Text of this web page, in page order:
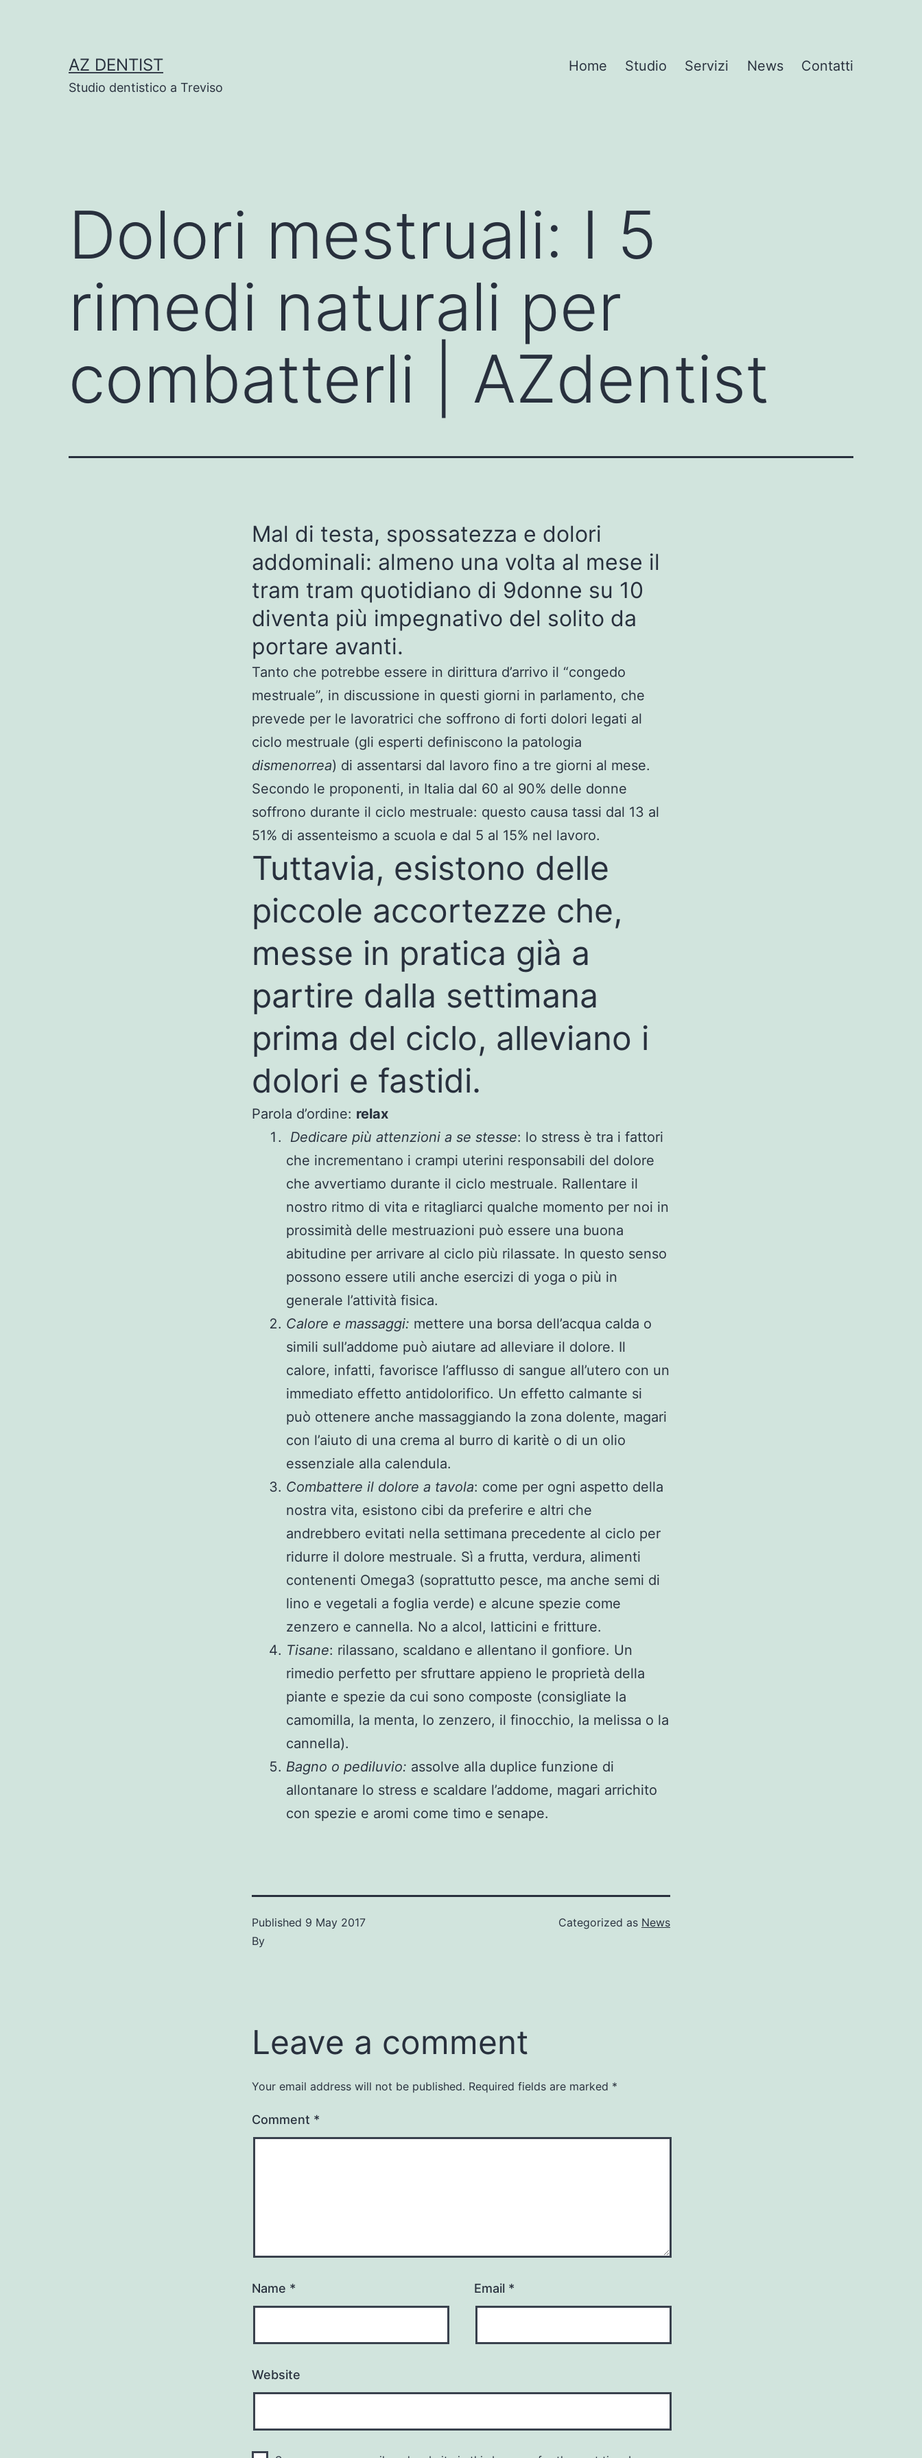
AZ DENTIST
Studio dentistico a Treviso
Home Studio Servizi News Contatti
Dolori mestruali: I 5
rimedi naturali per
combatterli | AZdentist
Mal di testa, spossatezza e dolori
addominali: almeno una volta al mese il
tram tram quotidiano di 9donne su 10
diventa più impegnativo del solito da
portare avanti.
Tanto che potrebbe essere in dirittura d’arrivo il “congedo
mestruale”, in discussione in questi giorni in parlamento, che
prevede per le lavoratrici che soffrono di forti dolori legati al
ciclo mestruale (gli esperti definiscono la patologia
dismenorrea) di assentarsi dal lavoro fino a tre giorni al mese.
Secondo le proponenti, in Italia dal 60 al 90% delle donne
soffrono durante il ciclo mestruale: questo causa tassi dal 13 al
51% di assenteismo a scuola e dal 5 al 15% nel lavoro.
Tuttavia, esistono delle
piccole accortezze che,
messe in pratica già a
partire dalla settimana
prima del ciclo, alleviano i
dolori e fastidi.
Parola d’ordine: relax
Dedicare più attenzioni a se stesse: lo stress è tra i fattori
che incrementano i crampi uterini responsabili del dolore
che avvertiamo durante il ciclo mestruale. Rallentare il
nostro ritmo di vita e ritagliarci qualche momento per noi in
prossimità delle mestruazioni può essere una buona
abitudine per arrivare al ciclo più rilassate. In questo senso
possono essere utili anche esercizi di yoga o più in
generale l’attività fisica.
Calore e massaggi: mettere una borsa dell’acqua calda o
simili sull’addome può aiutare ad alleviare il dolore. Il
calore, infatti, favorisce l’afflusso di sangue all’utero con un
immediato effetto antidolorifico. Un effetto calmante si
può ottenere anche massaggiando la zona dolente, magari
con l’aiuto di una crema al burro di karitè o di un olio
essenziale alla calendula.
Combattere il dolore a tavola: come per ogni aspetto della
nostra vita, esistono cibi da preferire e altri che
andrebbero evitati nella settimana precedente al ciclo per
ridurre il dolore mestruale. Sì a frutta, verdura, alimenti
contenenti Omega3 (soprattutto pesce, ma anche semi di
lino e vegetali a foglia verde) e alcune spezie come
zenzero e cannella. No a alcol, latticini e fritture.
Tisane: rilassano, scaldano e allentano il gonfiore. Un
rimedio perfetto per sfruttare appieno le proprietà della
piante e spezie da cui sono composte (consigliate la
camomilla, la menta, lo zenzero, il finocchio, la melissa o la
cannella).
Bagno o pediluvio: assolve alla duplice funzione di
allontanare lo stress e scaldare l’addome, magari arrichito
con spezie e aromi come timo e senape.
Published 9 May 2017
By
Categorized as News
Leave a comment
Your email address will not be published. Required fields are marked *
Comment *
Name * Email *
Website